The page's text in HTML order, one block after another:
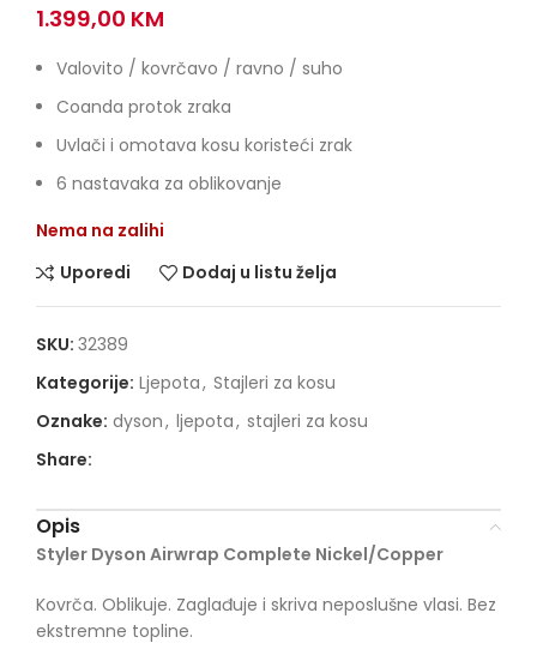
1.399,00 KM
Valovito / kovrčavo / ravno / suho
Coanda protok zraka
Uvlači i omotava kosu koristeći zrak
6 nastavaka za oblikovanje
Nema na zalihi
Uporedi
Dodaj u listu želja
SKU: 32389
Kategorije: Ljepota, Stajleri za kosu
Oznake: dyson, ljepota, stajleri za kosu
Share:
Opis
Styler Dyson Airwrap Complete Nickel/Copper
Kovrča. Oblikuje. Zaglađuje i skriva neposlušne vlasi. Bez
ekstremne topline.